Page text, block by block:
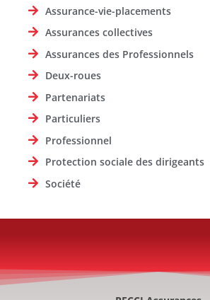
Assurance-vie-placements
Assurances collectives
Assurances des Professionnels
Deux-roues
Partenariats
Particuliers
Professionnel
Protection sociale des dirigeants
Société